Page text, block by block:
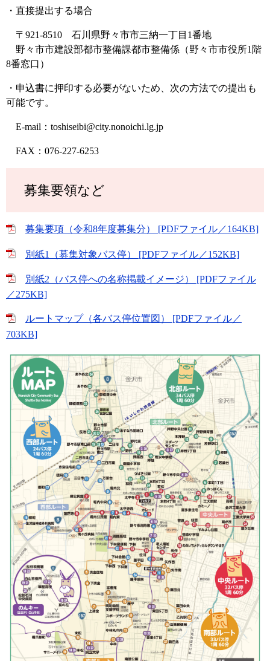
・直接提出する場合
〒921-8510 石川県野々市市三納一丁目1番地
野々市市建設部都市整備課都市整備係（野々市市役所1階
8番窓口）
・申込書に押印する必要がないため、次の方法での提出も
可能です。
E-mail：toshiseibi@city.nonoichi.lg.jp
FAX：076-227-6253
募集要領など
募集要項（令和8年度募集分） [PDFファイル／164KB]
別紙1（募集対象バス停） [PDFファイル／152KB]
別紙2（バス停への名称掲載イメージ） [PDFファイル
／275KB]
ルートマップ（各バス停位置図） [PDFファイル／
703KB]